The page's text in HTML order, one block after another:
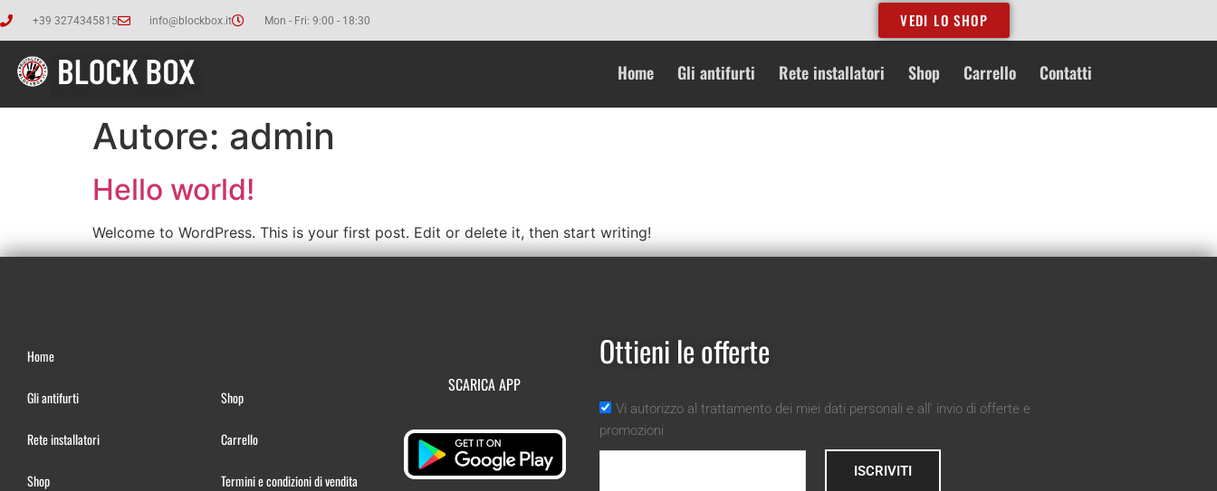
+39 3274345815 info@blockbox.it Mon - Fri: 9:00 - 18:30 VEDI LO SHOP
Home Gli antifurti Rete installatori Shop Carrello Contatti
Autore: admin
Hello world!
Welcome to WordPress. This is your first post. Edit or delete it, then start writing!
Home
Gli antifurti
Rete installatori
Shop
Shop
Carrello
Termini e condizioni di vendita
SCARICA APP
Ottieni le offerte
Vi autorizzo al trattamento dei miei dati personali e all' invio di offerte e
promozioni
ISCRIVITI